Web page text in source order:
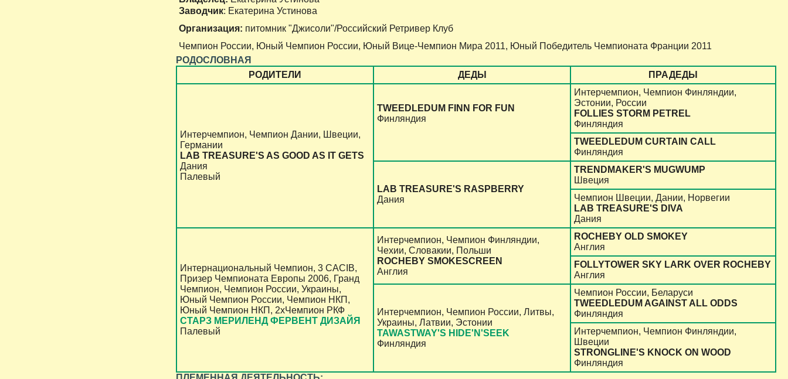
Заводчик: Екатерина Устинова
Организация: питомник "Джисоли"/Российский Ретривер Клуб
Чемпион России, Юный Чемпион России, Юный Вице-Чемпион Мира 2011, Юный Победитель Чемпионата Франции 2011
РОДОСЛОВНАЯ
РОДИТЕЛИ
ДЕДЫ ПРАДЕДЫ
Интерчемпион, Чемпион Дании, Швеции,
Германии
LAB TREASURE'S AS GOOD AS IT GETS
Дания
Палевый
TWEEDLEDUM FINN FOR FUN
Финляндия
Интерчемпион, Чемпион Финляндии,
Эстонии, России
FOLLIES STORM PETREL
Финляндия
TWEEDLEDUM CURTAIN CALL
Финляндия
LAB TREASURE'S RASPBERRY
Дания
TRENDMAKER'S MUGWUMP
Швеция
Чемпион Швеции, Дании, Норвегии
LAB TREASURE'S DIVA
Дания
Интернациональный Чемпион, 3 CACIB,
Призер Чемпионата Европы 2006, Гранд
Чемпион, Чемпион России, Украины,
Юный Чемпион России, Чемпион НКП,
Юный Чемпион НКП, 2хЧемпион РКФ
СТАРЗ МЕРИЛЕНД ФЕРВЕНТ ДИЗАЙЯ
Палевый
Интерчемпион, Чемпион Финляндии,
Чехии, Словакии, Польши
ROCHEBY SMOKESCREEN
Англия
ROCHEBY OLD SMOKEY
Англия
FOLLYTOWER SKY LARK OVER ROCHEBY
Англия
Интерчемпион, Чемпион России, Литвы,
Украины, Латвии, Эстонии
TAWASTWAY'S HIDE'N'SEEK
Финляндия
Чемпион России, Беларуси
TWEEDLEDUM AGAINST ALL ODDS
Финляндия
Интерчемпион, Чемпион Финляндии,
Швеции
STRONGLINE'S KNOCK ON WOOD
Финляндия